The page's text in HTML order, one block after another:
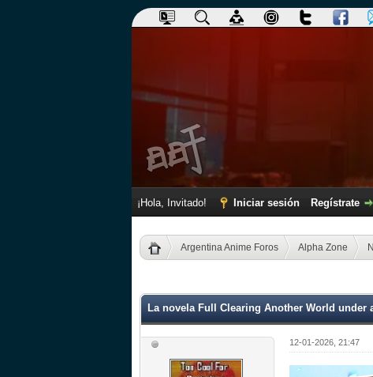
¡Hola, Invitado! Iniciar sesión Regístrate
Argentina Anime Foros Alpha Zone
La novela Full Clearing Another World under
12-01-2026, 21:47